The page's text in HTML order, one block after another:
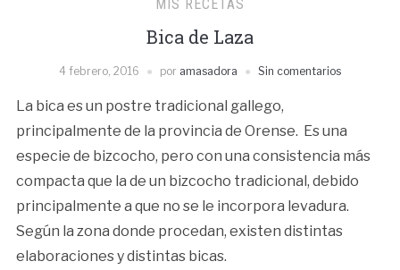
MIS RECETAS
Bica de Laza
4 febrero, 2016 por amasadora Sin comentarios
La bica es un postre tradicional gallego,
principalmente de la provincia de Orense. Es una
especie de bizcocho, pero con una consistencia más
compacta que la de un bizcocho tradicional, debido
principalmente a que no se le incorpora levadura.
Según la zona donde procedan, existen distintas
elaboraciones y distintas bicas.